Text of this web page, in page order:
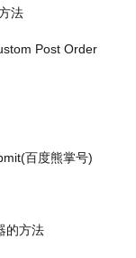
法
Post Order
百度熊掌号)
的方法